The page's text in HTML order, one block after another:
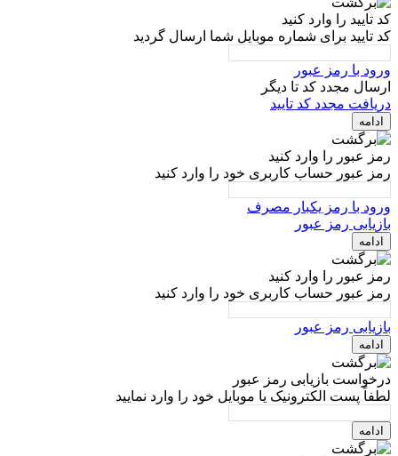
کد تایید را وارد کنید
کد تایید برای شماره موبایل شما ارسال گردید
ورود با رمز عبور
ارسال مجدد کد تا دیگر
دریافت مجدد کد تایید
ادامه
رمز عبور را وارد کنید
رمز عبور حساب کاربری خود را وارد کنید
ورود با رمز یکبار مصرف
بازیابی رمز عبور
ادامه
رمز عبور را وارد کنید
رمز عبور حساب کاربری خود را وارد کنید
بازیابی رمز عبور
ادامه
درخواست بازیابی رمز عبور
لطفاً پست الکترونیک یا موبایل خود را وارد نمایید
ادامه